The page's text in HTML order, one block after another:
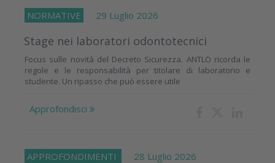
NORMATIVE 29 Luglio 2026
Stage nei laboratori odontotecnici
Focus sulle novità del Decreto Sicurezza. ANTLO ricorda le
regole e le responsabilità per titolare di laboratorio e
studente. Un ripasso che può essere utile
Approfondisci
APPROFONDIMENTI 28 Luglio 2026